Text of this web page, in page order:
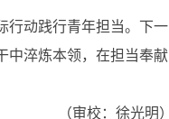
行动践行青年担当。下一
中淬炼本领，在担当奉献
（审校：徐光明）